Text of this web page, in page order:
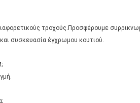
τροχούς.Προσφέρουμε
συσκευασία έγχρωμου κουτιού.